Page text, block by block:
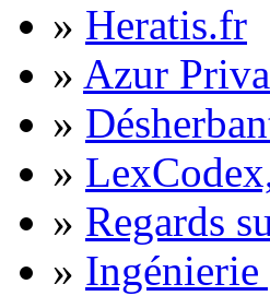
» Heratis.fr
» Azur
»
»
» Regards
» Ingénierie